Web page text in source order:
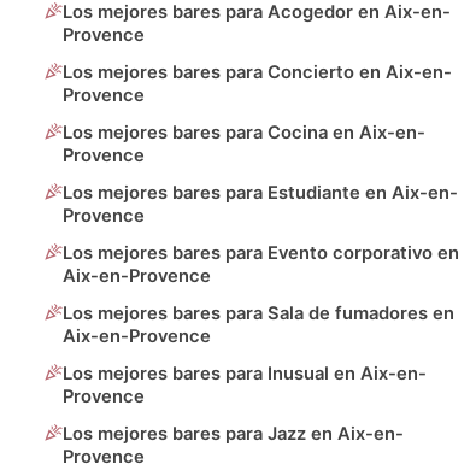
Los mejores bares para Acogedor en Aix-en-
Provence
Los mejores bares para Concierto en Aix-en-
Provence
Los mejores bares para Cocina en Aix-en-
Provence
Los mejores bares para Estudiante en Aix-en-
Provence
Los mejores bares para Evento corporativo en
Aix-en-Provence
Los mejores bares para Sala de fumadores en
Aix-en-Provence
Los mejores bares para Inusual en Aix-en-
Provence
Los mejores bares para Jazz en Aix-en-
Provence